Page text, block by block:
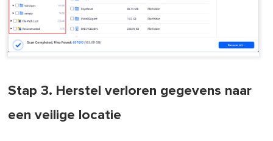
Stap 3. Herstel verloren gegevens naar
een veilige locatie